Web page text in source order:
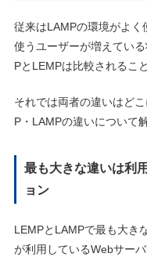
従来はLAMPの環境がよく
使うユーザーが増えてい
PとLEMPは比較されるこ
それでは両者の違いはど
P・LAMPの違いについて
最も大きな違いは利
ョン
LEMPとLAMPで最も大き
が利用しているWebサー